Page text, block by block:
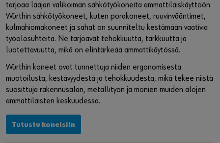
tarjoaa laajan valikoiman sähkötyökoneita ammattilaiskäyttöön.
Würthin sähkötyökoneet, kuten porakoneet, ruuvinvääntimet,
kulmahiomakoneet ja sahat on suunniteltu kestämään vaativia
työolosuhteita. Ne tarjoavat tehokkuutta, tarkkuutta ja
luotettavuutta, mikä on elintärkeää ammattikäytössä.
Würthin koneet ovat tunnettuja niiden ergonomisesta
muotoilusta, kestävyydestä ja tehokkuudesta, mikä tekee niistä
suosittuja rakennusalan, metallityön ja monien muiden alojen
ammattilaisten keskuudessa.
Tutustu koneisiin